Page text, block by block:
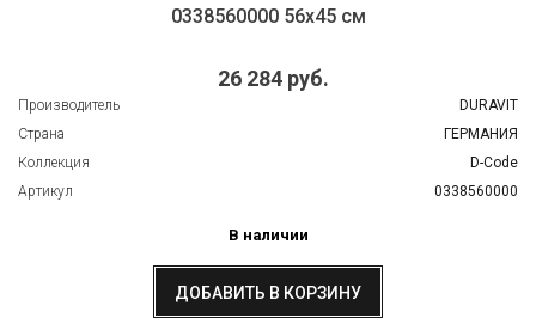
0338560000 56х45 см
26 284 руб.
Производитель
DURAVIT
Страна
ГЕРМАНИЯ
Коллекция
D-Code
Артикул
0338560000
В наличии
ДОБАВИТЬ В КОРЗИНУ